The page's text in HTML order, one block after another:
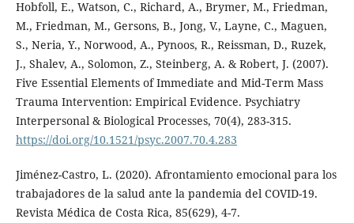
Hobfoll, E., Watson, C., Richard, A., Brymer, M., Friedman,
M., Friedman, M., Gersons, B., Jong, V., Layne, C., Maguen,
S., Neria, Y., Norwood, A., Pynoos, R., Reissman, D., Ruzek,
J., Shalev, A., Solomon, Z., Steinberg, A. & Robert, J. (2007).
Five Essential Elements of Immediate and Mid-Term Mass
Trauma Intervention: Empirical Evidence. Psychiatry
Interpersonal & Biological Processes, 70(4), 283-315.
https://doi.org/10.1521/psyc.2007.70.4.283
Jiménez-Castro, L. (2020). Afrontamiento emocional para los
trabajadores de la salud ante la pandemia del COVID-19.
Revista Médica de Costa Rica, 85(629), 4-7.